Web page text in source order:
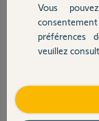
Devis avec
Contact
Bonjour Didier,
Je vous invite a
puis a revenir vers
Vous
préférences
veuillez